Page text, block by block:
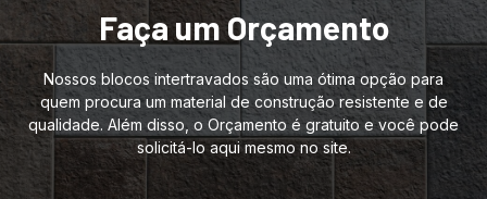
Faça um Orçamento
Nossos blocos intertravados são uma ótima opção para
quem procura um material de construção resistente e de
qualidade. Além disso, o Orçamento é gratuito e você pode
solicitá-lo aqui mesmo no site.